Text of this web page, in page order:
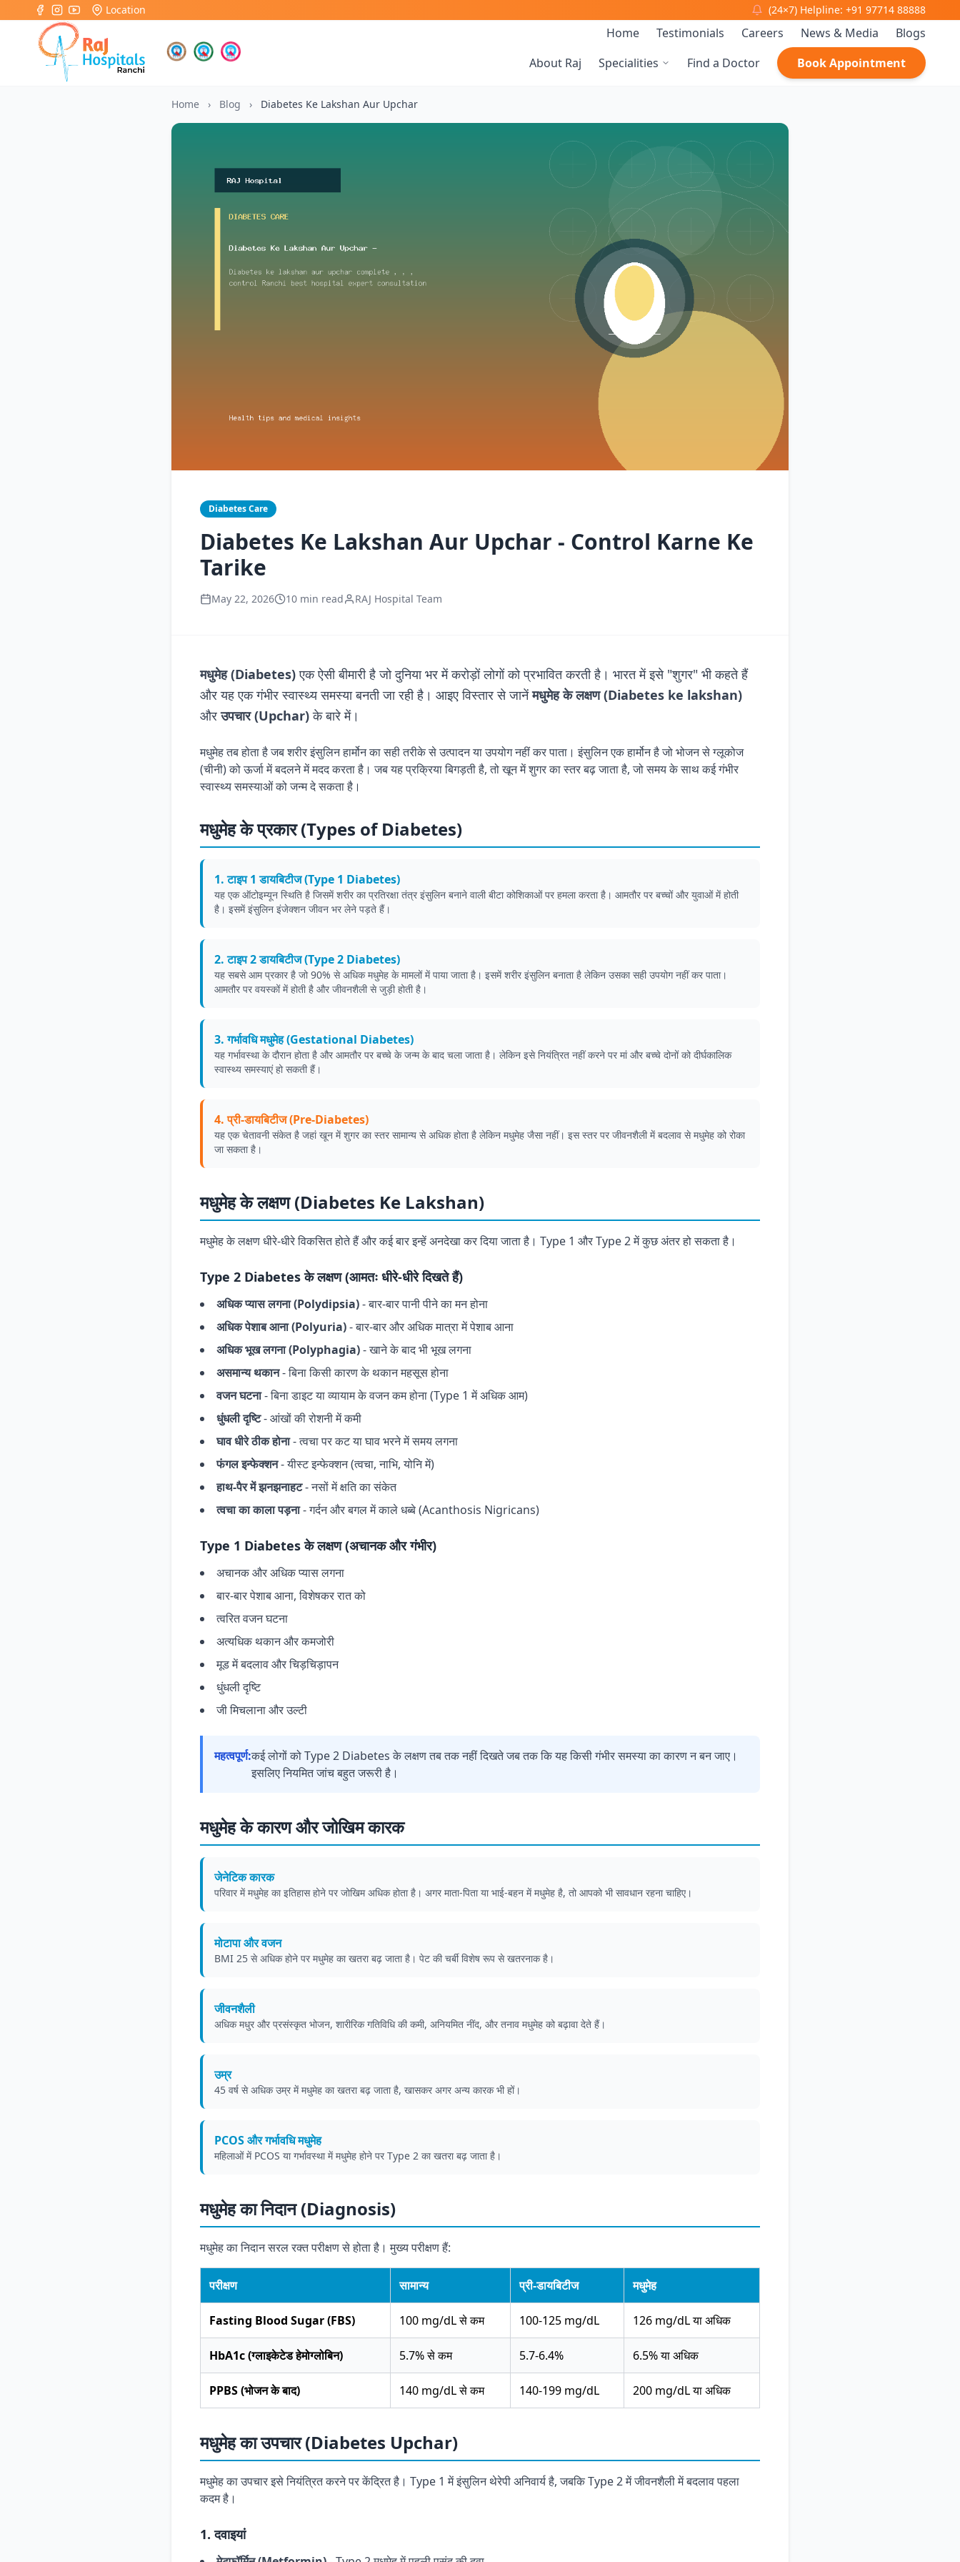
Location (24×7) Helpline: +91 97714 88888
Home Testimonials Careers News & Media
Blogs
About Raj
Specialities Find a Doctor Book Appointment
Home › Blog › Diabetes Ke Lakshan Aur Upchar
Diabetes Care
Diabetes Ke Lakshan Aur Upchar - Control Karne Ke
Tarike
May 22, 2026 10 min read RAJ Hospital Team
मधुमेह (Diabetes)एक ऐसी बीमारी है जो दुनिया भर में करोड़ों लोगों को प्रभावित करती है। भारत में इसे "शुगर" भी कहते हैं
और यह एक गंभीर स्वास्थ्य समस्या बनती जा रही है। आइए विस्तार से जानेंमधुमेह के लक्षण (Diabetes ke lakshan)
औरउपचार (Upchar)के बारे में।
मधुमेह तब होता है जब शरीर इंसुलिन हार्मोन का सही तरीके से उत्पादन या उपयोग नहीं कर पाता। इंसुलिन एक हार्मोन है जो भोजन से ग्लूकोज
(चीनी) को ऊर्जा में बदलने में मदद करता है। जब यह प्रक्रिया बिगड़ती है, तो खून में शुगर का स्तर बढ़ जाता है, जो समय के साथ कई गंभीर
स्वास्थ्य समस्याओं को जन्म दे सकता है।
मधुमेह के प्रकार (Types of Diabetes)
1. टाइप 1 डायबिटीज (Type 1 Diabetes)
यह एक ऑटोइम्यून स्थिति है जिसमें शरीर का प्रतिरक्षा तंत्र इंसुलिन बनाने वाली बीटा कोशिकाओं पर हमला करता है। आमतौर पर बच्चों और युवाओं में होती
है। इसमें इंसुलिन इंजेक्शन जीवन भर लेने पड़ते हैं।
2. टाइप 2 डायबिटीज (Type 2 Diabetes)
यह सबसे आम प्रकार है जो 90% से अधिक मधुमेह के मामलों में पाया जाता है। इसमें शरीर इंसुलिन बनाता है लेकिन उसका सही उपयोग नहीं कर पाता।
आमतौर पर वयस्कों में होती है और जीवनशैली से जुड़ी होती है।
3. गर्भावधि मधुमेह (Gestational Diabetes)
यह गर्भावस्था के दौरान होता है और आमतौर पर बच्चे के जन्म के बाद चला जाता है। लेकिन इसे नियंत्रित नहीं करने पर मां और बच्चे दोनों को दीर्घकालिक
स्वास्थ्य समस्याएं हो सकती हैं।
4. प्री-डायबिटीज (Pre-Diabetes)
यह एक चेतावनी संकेत है जहां खून में शुगर का स्तर सामान्य से अधिक होता है लेकिन मधुमेह जैसा नहीं। इस स्तर पर जीवनशैली में बदलाव से मधुमेह को रोका
जा सकता है।
मधुमेह के लक्षण (Diabetes Ke Lakshan)
मधुमेह के लक्षण धीरे-धीरे विकसित होते हैं और कई बार इन्हें अनदेखा कर दिया जाता है। Type 1 और Type 2 में कुछ अंतर हो सकता है।
Type 2 Diabetes के लक्षण (आमतः धीरे-धीरे दिखते हैं)
अधिक प्यास लगना (Polydipsia)- बार-बार पानी पीने का मन होना
अधिक पेशाब आना (Polyuria)- बार-बार और अधिक मात्रा में पेशाब आना
अधिक भूख लगना (Polyphagia)- खाने के बाद भी भूख लगना
असमान्य थकान- बिना किसी कारण के थकान महसूस होना
वजन घटना- बिना डाइट या व्यायाम के वजन कम होना (Type 1 में अधिक आम)
धुंधली दृष्टि- आंखों की रोशनी में कमी
घाव धीरे ठीक होना- त्वचा पर कट या घाव भरने में समय लगना
फंगल इन्फेक्शन- यीस्ट इन्फेक्शन (त्वचा, नाभि, योनि में)
हाथ-पैर में झनझनाहट- नसों में क्षति का संकेत
त्वचा का काला पड़ना- गर्दन और बगल में काले धब्बे (Acanthosis Nigricans)
Type 1 Diabetes के लक्षण (अचानक और गंभीर)
अचानक और अधिक प्यास लगना
बार-बार पेशाब आना, विशेषकर रात को
त्वरित वजन घटना
अत्यधिक थकान और कमजोरी
मूड में बदलाव और चिड़चिड़ापन
धुंधली दृष्टि
जी मिचलाना और उल्टी
महत्वपूर्ण:कई लोगों को Type 2 Diabetes के लक्षण तब तक नहीं दिखते जब तक कि यह किसी गंभीर समस्या का कारण न बन जाए।
इसलिए नियमित जांच बहुत जरूरी है।
मधुमेह के कारण और जोखिम कारक
जेनेटिक कारक
परिवार में मधुमेह का इतिहास होने पर जोखिम अधिक होता है। अगर माता-पिता या भाई-बहन में मधुमेह है, तो आपको भी सावधान रहना चाहिए।
मोटापा और वजन
BMI 25 से अधिक होने पर मधुमेह का खतरा बढ़ जाता है। पेट की चर्बी विशेष रूप से खतरनाक है।
जीवनशैली
अधिक मधुर और प्रसंस्कृत भोजन, शारीरिक गतिविधि की कमी, अनियमित नींद, और तनाव मधुमेह को बढ़ावा देते हैं।
उम्र
45 वर्ष से अधिक उम्र में मधुमेह का खतरा बढ़ जाता है, खासकर अगर अन्य कारक भी हों।
PCOS और गर्भावधि मधुमेह
महिलाओं में PCOS या गर्भावस्था में मधुमेह होने पर Type 2 का खतरा बढ़ जाता है।
मधुमेह का निदान (Diagnosis)
मधुमेह का निदान सरल रक्त परीक्षण से होता है। मुख्य परीक्षण हैं:
परीक्षण सामान्य प्री-डायबिटीज मधुमेह
Fasting Blood Sugar (FBS) 100 mg/dL से कम 100-125 mg/dL 126 mg/dL या अधिक
HbA1c (ग्लाइकेटेड हेमोग्लोबिन) 5.7% से कम 5.7-6.4% 6.5% या अधिक
PPBS (भोजन के बाद) 140 mg/dL से कम 140-199 mg/dL 200 mg/dL या अधिक
मधुमेह का उपचार (Diabetes Upchar)
मधुमेह का उपचार इसे नियंत्रित करने पर केंद्रित है। Type 1 में इंसुलिन थेरेपी अनिवार्य है, जबकि Type 2 में जीवनशैली में बदलाव पहला
कदम है।
1. दवाइयां